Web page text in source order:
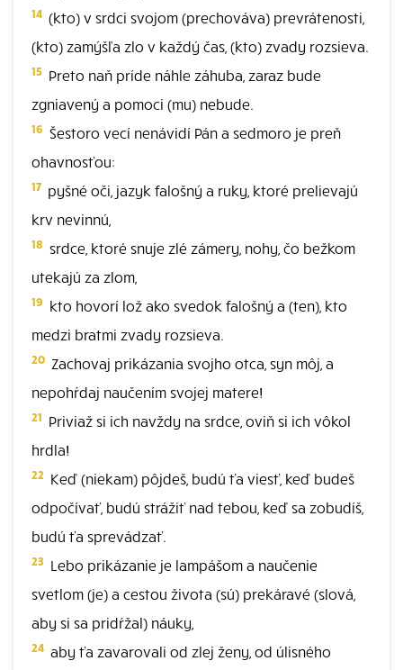
14 (kto) v srdci svojom (prechováva) prevrátenosti,
(kto) zamýšľa zlo v každý čas, (kto) zvady rozsieva.
15 Preto naň príde náhle záhuba, zaraz bude
zgniavený a pomoci (mu) nebude.
16 Šestoro vecí nenávidí Pán a sedmoro je preň
ohavnosťou:
17 pyšné oči, jazyk falošný a ruky, ktoré prelievajú
krv nevinnú,
18 srdce, ktoré snuje zlé zámery, nohy, čo bežkom
utekajú za zlom,
19 kto hovorí lož ako svedok falošný a (ten), kto
medzi bratmi zvady rozsieva.
20 Zachovaj prikázania svojho otca, syn môj, a
nepohŕdaj naučením svojej matere!
21 Priviaž si ich navždy na srdce, oviň si ich vôkol
hrdla!
22 Keď (niekam) pôjdeš, budú ťa viesť, keď budeš
odpočívať, budú strážiť nad tebou, keď sa zobudíš,
budú ťa sprevádzať.
23 Lebo prikázanie je lampášom a naučenie
svetlom (je) a cestou života (sú) prekáravé (slová,
aby si sa pridŕžal) náuky,
24 aby ťa zavarovali od zlej ženy, od úlisného